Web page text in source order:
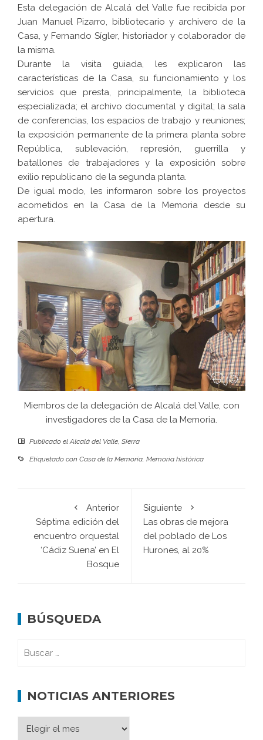
Esta delegación de Alcalá del Valle fue recibida por
Juan Manuel Pizarro, bibliotecario y archivero de la
Casa, y Fernando Sígler, historiador y colaborador de
la misma.
Durante la visita guiada, les explicaron las
características de la Casa, su funcionamiento y los
servicios que presta, principalmente, la
biblioteca
especializada; el archivo documental y digital; la sala
de conferencias, los espacios de trabajo y reuniones;
la exposición permanentede la primera planta sobre
República, sublevación, represión, guerrilla y
batallones de trabajadores y la exposición sobre
exilio republicano de la segunda planta.
De igual modo, les informaron sobre los proyectos
acometidos en la Casa de la Memoria desde su
apertura.
Miembros de la delegación de Alcalá del Valle, con
investigadores de la Casa de la Memoria.
Publicado el Alcalá del Valle Sierra
Etiquetado con Casa de la Memoria Memoria histórica
Anterior
Séptima edición del
encuentro orquestal
‘Cádiz Suena’ en El
Bosque
Siguiente
Las obras de mejora
del poblado de Los
Hurones, al 20%
BÚSQUEDA
NOTICIAS ANTERIORES